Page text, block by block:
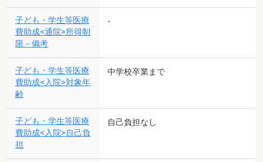
子ども・学生等医療
費助成<通院>所得制
限－備考
-
子ども・学生等医療
費助成<入院>対象年
齢
中学校卒業まで
子ども・学生等医療
費助成<入院>自己負
担
自己負担なし